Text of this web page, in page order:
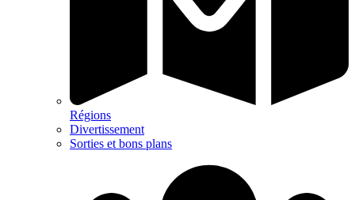
Régions
Divertissement
Sorties et bons plans